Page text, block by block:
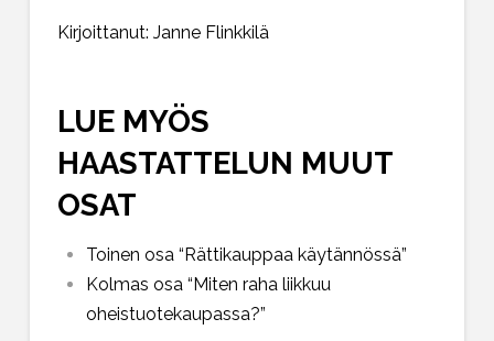
Kirjoittanut: Janne Flinkkilä
LUE MYÖS
HAASTATTELUN MUUT
OSAT
Toinen osa “Rättikauppaa käytännössä”
Kolmas osa “Miten raha liikkuu
oheistuotekaupassa?”